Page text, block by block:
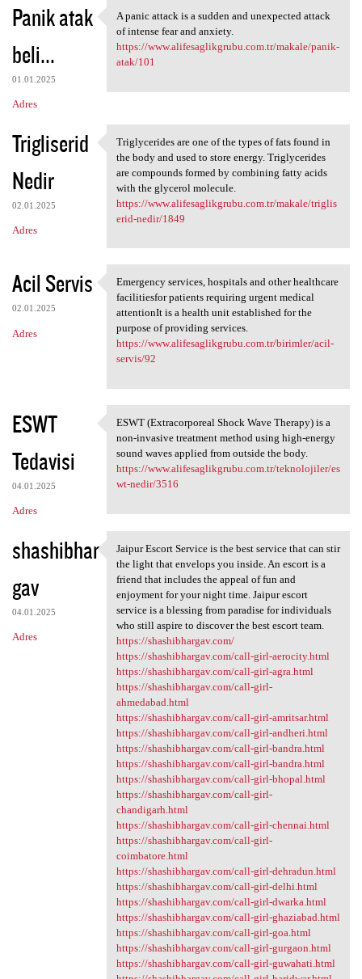
a
r
z
e
Panik atak
beli...
01.01.2025
Adres
A panic attack is a sudden
A panic attack is a sudden and unexpected attack
of intense fear and anxiety.
https://www.alifesaglikgrubu.com.tr/makale/panik-
atak/101
Trigliserid
Nedir
02.01.2025
Adres
Triglycerides are one of the
Triglycerides are one of the types of fats found in
the body and used to store energy. Triglycerides
are compounds formed by combining fatty acids
with the glycerol molecule.
https://www.alifesaglikgrubu.com.tr/makale/triglis
erid-nedir/1849
Acil Servis
02.01.2025
Adres
Emergency services, hospitals
Emergency services, hospitals and other healthcare
facilitiesfor patients requiring urgent medical
attentionIt is a health unit established for the
purpose of providing services.
https://www.alifesaglikgrubu.com.tr/birimler/acil-
servis/92
ESWT
Tedavisi
04.01.2025
Adres
ESWT (Extracorporeal Shock
ESWT (Extracorporeal Shock Wave Therapy) is a
non-invasive treatment method using high-energy
sound waves applied from outside the body.
https://www.alifesaglikgrubu.com.tr/teknolojiler/es
wt-nedir/3516
shashibhar
gav
04.01.2025
Adres
Jaipur Escort Service is the
Jaipur Escort Service is the best service that can stir
the light that envelops you inside. An escort is a
friend that includes the appeal of fun and
enjoyment for your night time. Jaipur escort
service is a blessing from paradise for individuals
who still aspire to discover the best escort team.
https://shashibhargav.com/
https://shashibhargav.com/call-girl-aerocity.html
https://shashibhargav.com/call-girl-agra.html
https://shashibhargav.com/call-girl-
ahmedabad.html
https://shashibhargav.com/call-girl-amritsar.html
https://shashibhargav.com/call-girl-andheri.html
https://shashibhargav.com/call-girl-bandra.html
https://shashibhargav.com/call-girl-bandra.html
https://shashibhargav.com/call-girl-bhopal.html
https://shashibhargav.com/call-girl-
chandigarh.html
https://shashibhargav.com/call-girl-chennai.html
https://shashibhargav.com/call-girl-
coimbatore.html
https://shashibhargav.com/call-girl-dehradun.html
https://shashibhargav.com/call-girl-delhi.html
https://shashibhargav.com/call-girl-dwarka.html
https://shashibhargav.com/call-girl-ghaziabad.html
https://shashibhargav.com/call-girl-goa.html
https://shashibhargav.com/call-girl-gurgaon.html
https://shashibhargav.com/call-girl-guwahati.html